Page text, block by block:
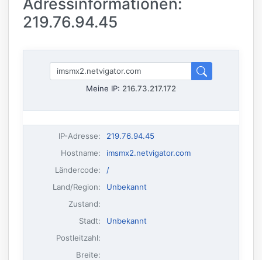
219.76.94.45
Meine IP: 216.73.217.172
IP-Adresse:
219.76.94.45
Hostname:
imsmx2.netvigator.com
Ländercode:
/
Land/Region:
Unbekannt
Zustand:
Stadt:
Unbekannt
Postleitzahl:
Breite: